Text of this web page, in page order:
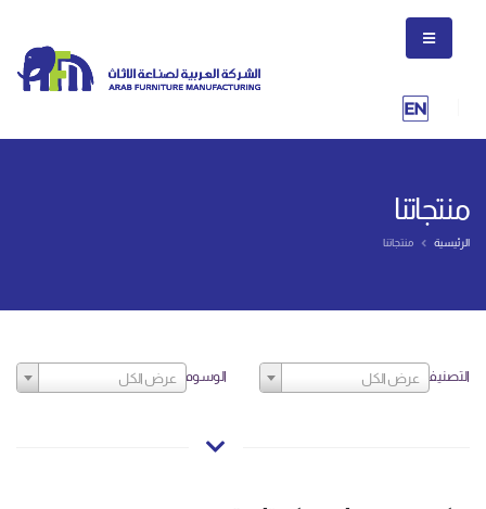
منتجاتنا
الرئيسية منتجاتنا
التصنيف عرض الكل الوسوم عرض الكل